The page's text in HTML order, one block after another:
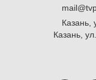
Казань,
Казань,